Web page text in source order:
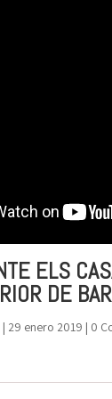
ELS
DE
| 29 enero 2019 | 0